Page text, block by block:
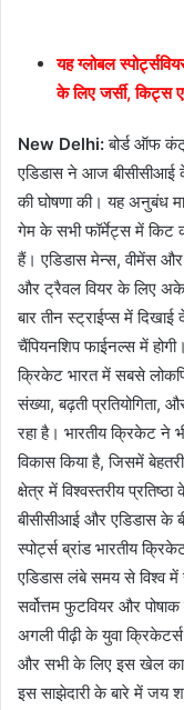
यह ग्लोबल
के लिए जर्सी, किट्स
New Delhi:बोर्ड ऑफ
एडिडास ने आज बीसीसीआई
की घोषणा की। यह अनुबंध
गेम के सभी फॉर्मेट्स में किट
हैं। एडिडास मेन्स, वीमेंस और
और ट्रैवल वियर के लिए
बार तीन स्ट्राईप्स में
चैंपियनशिप फाईनल्स में होगी।
क्रिकेट भारत में सबसे
संख्या, बढ़ती प्रतियोगिता,
रहा है। भारतीय क्रिकेट ने
विकास किया है, जिसमें
क्षेत्र में विश्वस्तरीय
बीसीसीआई और एडिडास के
स्पोर्ट्स ब्रांड भारतीय
एडिडास लंबे समय से विश्व में
सर्वोत्तम फुटवियर और
अगली पीढ़ी के युवा
और सभी के लिए इस खेल का
इस साझेदारी के बारे में जय